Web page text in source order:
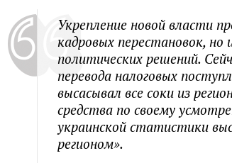
Укрепление новой власти
кадровых перестановок, но
политических решений.
перевода налоговых
высасывал все соки из
средства по своему
украинской статистики
регионом».